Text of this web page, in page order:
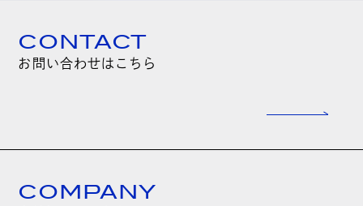
CONTACT
お問い合わせはこちら
COMPANY